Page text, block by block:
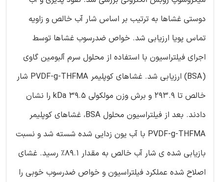
دوستی غشاها به ترتیب بر اساس شار آب خالص و زاویه
تماس پویا ارزیابی شد. خواص ضدرسوب غشاها توسط
اجرای فیلتراسیون با استفاده از محلول سرم آلبومین گاوی
(BSA) ارزیابی شد. غشاهای کوپلیمر PVDF-g-THFMA شار
خالص تا 293.9 و برش وزن مولکولی 39.5 kDa را نشان
دادند. بعد از فیلتراسیون محلول BSA، غشاهای کوپلیمر
PVDF-g-THFMA با آب یون زدایی شده شسته شد و نسبت
بازیابی شده ی شار آب خالص به مقدار 89.1% رسید. غشای
اصلاح شده عملکرد فیلتراسیون و خواص ضدرسوب خوبی را